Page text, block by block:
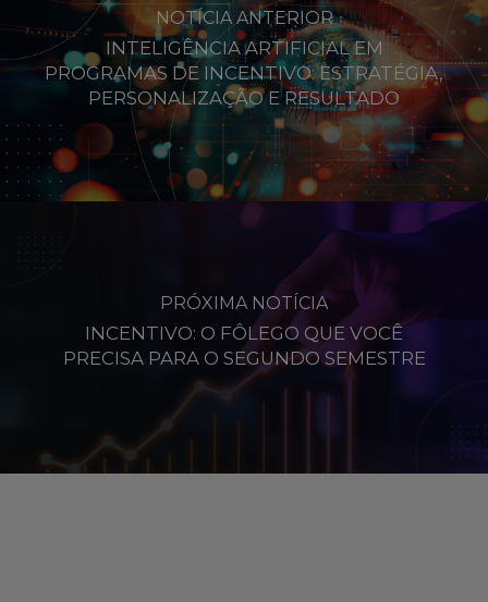
NOTÍCIA ANTERIOR
INTELIGÊNCIA ARTIFICIAL EM
PROGRAMAS DE INCENTIVO: ESTRATÉGIA,
PERSONALIZAÇÃO E RESULTADO
PRÓXIMA NOTÍCIA
INCENTIVO: O FÔLEGO QUE VOCÊ
PRECISA PARA O SEGUNDO SEMESTRE